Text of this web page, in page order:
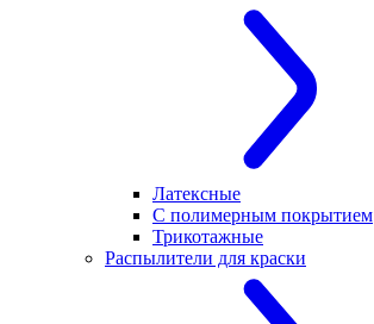
Латексные
С полимерным покрытием
Трикотажные
Распылители для краски